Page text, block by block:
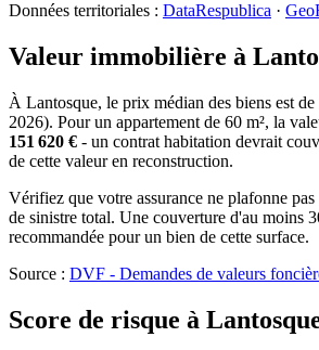
Données territoriales : DataRespublica ·
Valeur immobilière à
À Lantosque, le prix médian des biens est de
2026). Pour un appartement de 60 m², la
151 620 € - un contrat habitation devrait
de cette valeur en reconstruction.
Vérifiez que votre assurance ne plafonne
de sinistre total. Une couverture d'au moins
recommandée pour un bien de cette surface.
Source : DVF - Demandes de valeurs
Score de risque à